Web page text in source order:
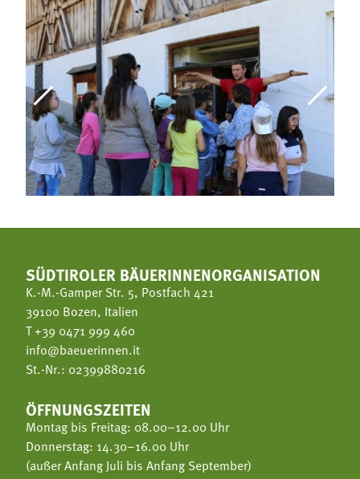
SÜDTIROLER BÄUERINNENORGANISATION
K.-M.-Gamper Str. 5, Postfach 421
39100 Bozen, Italien
T+39 0471 999 460
info@baeuerinnen.it
St.-Nr.: 02399880216
ÖFFNUNGSZEITEN
Montag bis Freitag: 08.00–12.00 Uhr
Donnerstag: 14.30–16.00 Uhr
(außer Anfang Juli bis Anfang September)